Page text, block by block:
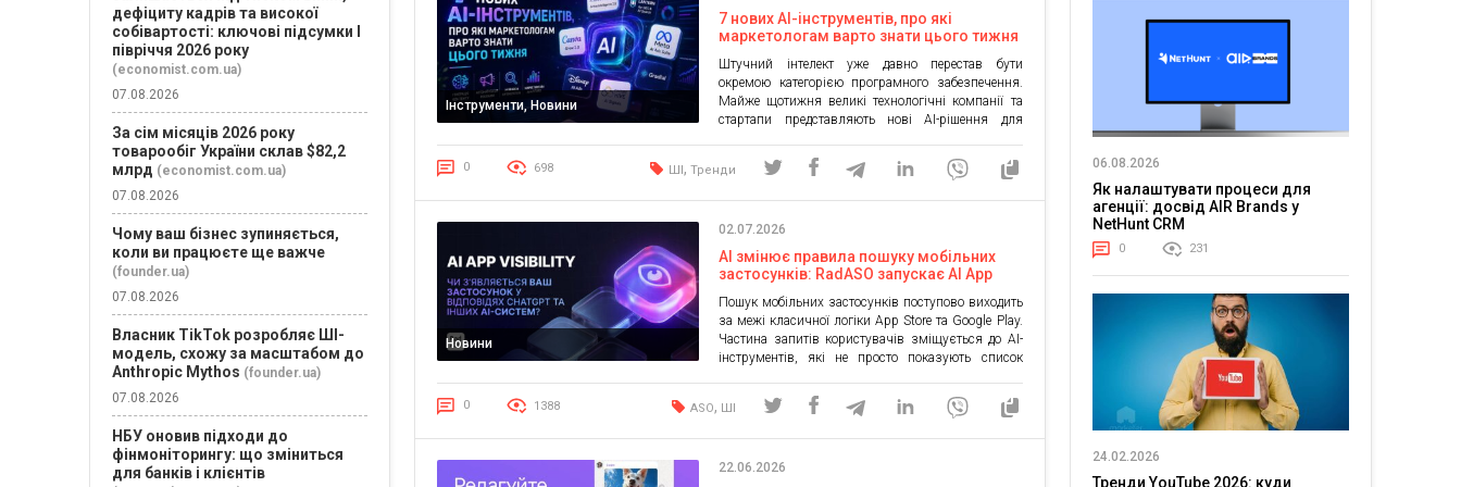
Інструменти, Новини
7 нових AI-інструментів, про які
маркетологам варто знати цього тижня
Штучний інтелект уже давно перестав бути
окремою категорією програмного забезпечення.
Майже щотижня великі технологічні компанії та
стартапи представляють нові AI-рішення для
автоматизації маркетингу. Ми зібрали десять
найцікавіших новинок, які можуть бути
Intelligence 2.8 Платформа автоматизації
маркетингу представила оновлення Active
Intelligence 2.8. […]
0 698 ШІ , Тренди
Новини
02.07.2026
AI змінює правила пошуку мобільних
застосунків: RadASO запускає AI App
Пошук мобільних застосунків поступово виходить
за межі класичної логіки App Store та Google Play.
Частина запитів користувачів зміщується до AI-
інструментів, які не просто показують список
та добірки продуктів. За оцінками ринку, вже
близько 40% користувачів починають пошук
0 1388 ASO, ШІ
22.06.2026
дефіциту кадрів та високої
собівартості: ключові підсумки І
півріччя 2026 року
(economist.com.ua)
07.08.2026
За сім місяців 2026 року
товарообіг України склав $82,2
млрд (economist.com.ua)
07.08.2026
Чому ваш бізнес зупиняється,
коли ви працюєте ще важче
(founder.ua)
07.08.2026
Власник TikTok розробляє ШІ-
модель, схожу за масштабом до
Anthropic Mythos (founder.ua)
07.08.2026
НБУ оновив підходи до
фінмоніторингу: що зміниться
для банків і клієнтів
06.08.2026
Як налаштувати процеси для
агенції: досвід AIR Brands у
NetHunt CRM
0 231
24.02.2026
Тренди YouTube 2026: куди